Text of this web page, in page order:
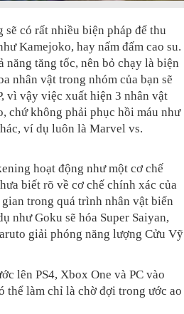
sẽ có rất nhiều biện pháp để thu
Kamejoko, hay nấm đấm cao su.
năng tăng tốc, nên bỏ chạy là biện
nhân vật trong nhóm của bạn sẽ
vì vậy việc xuất hiện 3 nhân vật
chứ không phải phục hồi máu như
ví dụ luôn là Marvel vs.
hoạt động như một cơ chế
biết rõ về cơ chế chính xác của
trong quá trình nhân vật biến
như Goku sẽ hóa Super Saiyan,
giải phóng năng lượng Cửu Vỹ
lên PS4, Xbox One và PC vào
thể làm chỉ là chờ đợi trong ước ao